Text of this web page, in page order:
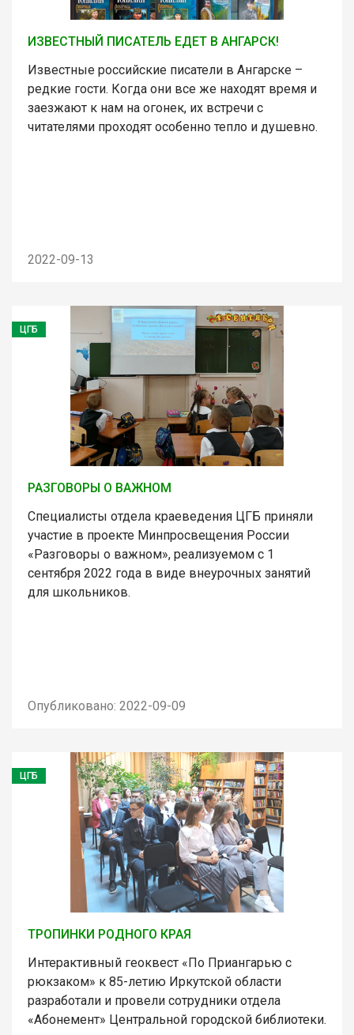
ИЗВЕСТНЫЙ ПИСАТЕЛЬ ЕДЕТ В АНГАРСК!
Известные российские писатели в Ангарске –
редкие гости. Когда они все же находят время и
заезжают к нам на огонек, их встречи с
читателями проходят особенно тепло и душевно.
2022-09-13
ЦГБ
РАЗГОВОРЫ О ВАЖНОМ
Специалисты отдела краеведения ЦГБ приняли
участие в проекте Минпросвещения России
«Разговоры о важном», реализуемом с 1
сентября 2022 года в виде внеурочных занятий
для школьников.
Опубликовано: 2022-09-09
ЦГБ
ТРОПИНКИ РОДНОГО КРАЯ
Интерактивный геоквест «По Приангарью с
рюкзаком» к 85-летию Иркутской области
разработали и провели сотрудники отдела
«Абонемент» Центральной городской библиотеки.